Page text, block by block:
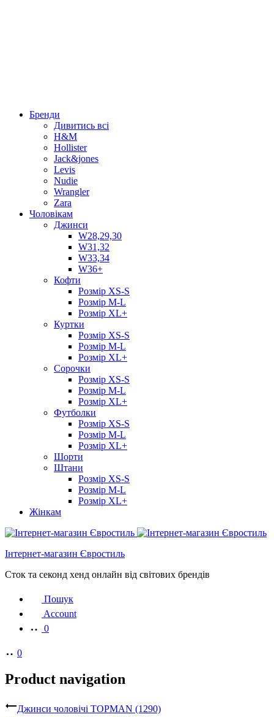
Бренди
Дивитись всі
H&M
Hollister
Jack&jones
Levis
Nudie
Wrangler
Zara
Чоловікам
Джинси
W28,29,30
W31,32
W33,34
W36+
Кофти
Розмір XS-S
Розмір M-L
Розмір XL+
Куртки
Розмір XS-S
Розмір M-L
Розмір XL+
Сорочки
Розмір XS-S
Розмір M-L
Розмір XL+
Футболки
Розмір XS-S
Розмір M-L
Розмір XL+
Шорти
Штани
Розмір XS-S
Розмір M-L
Розмір XL+
Жінкам
Інтернет-магазин Євростиль
Сток та секонд хенд онлайн від світових брендів
Пошук
Account
0
0
Product navigation
Джинси чоловічі TOPMAN (1290)